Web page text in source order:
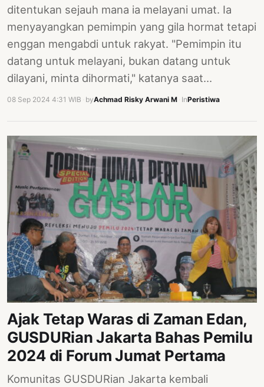
ditentukan sejauh mana ia melayani umat. Ia
menyayangkan pemimpin yang gila hormat tetapi
enggan mengabdi untuk rakyat. "Pemimpin itu
datang untuk melayani, bukan datang untuk
dilayani, minta dihormati," katanya saat…
08 Sep 2024 4:31 WIB byAchmad Risky Arwani M InPeristiwa
Ajak Tetap Waras di Zaman Edan,
GUSDURian Jakarta Bahas Pemilu
2024 di Forum Jumat Pertama
Komunitas GUSDURian Jakarta kembali